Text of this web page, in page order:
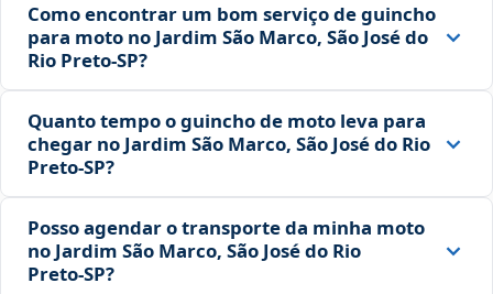
Como encontrar um bom serviço de guincho
para moto no Jardim São Marco, São José do
Rio Preto‑SP?
Quanto tempo o guincho de moto leva para
chegar no Jardim São Marco, São José do Rio
Preto‑SP?
Posso agendar o transporte da minha moto
no Jardim São Marco, São José do Rio
Preto‑SP?